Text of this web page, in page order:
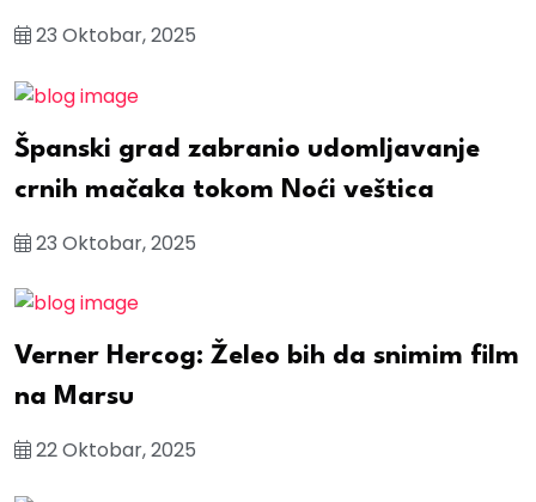
23 Oktobar, 2025
Španski grad zabranio udomljavanje
crnih mačaka tokom Noći veštica
23 Oktobar, 2025
Verner Hercog: Želeo bih da snimim film
na Marsu
22 Oktobar, 2025